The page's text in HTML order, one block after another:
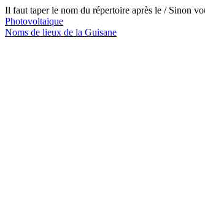
Il faut taper le nom du répertoire après le /Sinon
Photovoltaique
Noms de lieux de la Guisane